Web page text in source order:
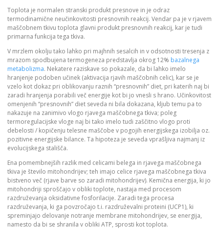
Toplota je normalen stranski produkt presnove in je odraz
termodinamične neučinkovitosti presnovnih reakcij. Vendar pa je v rjavem
maščobnem tkivu toplota glavni produkt presnovnih reakcij, kar je tudi
primarna funkcija tega tkiva.
V mrzlem okolju tako lahko pri majhnih sesalcih in v odsotnosti tresenja z
mrazom spodbujena termogeneza predstavlja okrog 12% bazalnega
metabolizma. Nekatere raziskave so pokazale, da bi lahko imelo
hranjenje podoben učinek (aktivacija rjavih maščobnih celic), kar se je
vzelo kot dokaz pri oblikovanju raznih “presnovnih” diet, pri katerih naj bi
zaradi hranjenja porabili več energije kot bi jo vnesli s hrano. Učinkovitost
omenjenih “presnovnih” diet seveda ni bila dokazana, kljub temu pa to
nakazuje na zanimivo vlogo rjavega maščobnega tkiva; poleg
termoregulacijske vloge naj bi tako imelo tudi zaščitno vlogo proti
debelosti / kopičenju telesne maščobe v pogojih energijskega izobilja oz.
pozitivne energijske bilance. Ta hipoteza je seveda vprašljiva najmanj iz
evolucijskega stališča.
Ena pomembnejših razlik med celicami belega in rjavega maščobnega
tkiva je število mitohondrijev; teh imajo celice rjavega maščobnega tkiva
bistveno več (rjave barve so zaradi mitohondrijev). Kemična energija, ki jo
mitohondriji sproščajo v obliki toplote, nastaja med procesom
razdruževanja oksidativne fosforilacije. Zaradi tega procesa
razdruževanja, ki ga povzročajo t.i. razdruževalni proteini (UCP1), ki
spreminjajo delovanje notranje membrane mitohondrijev, se energija,
namesto da bi se shranila v obliki ATP, sprosti kot toplota.